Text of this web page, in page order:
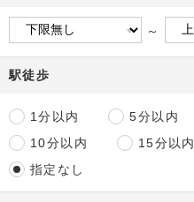
～
駅徒歩
1分以内 5分以内
10分以内
15分以内
指定なし